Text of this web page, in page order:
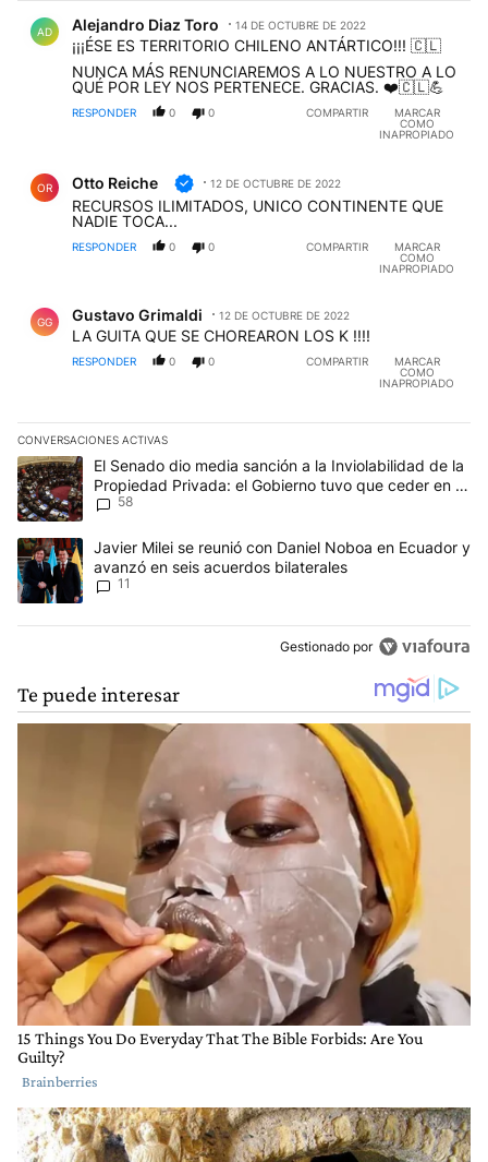
AD Alejandro Diaz Toro 14 DE OCTUBRE DE 2022
¡¡¡ÉSE ES TERRITORIO CHILENO ANTÁRTICO!!! 🇨🇱
NUNCA MÁS RENUNCIAREMOS A LO NUESTRO A LO
QUÉ POR LEY NOS PERTENECE. GRACIAS. ❤️🇨🇱💪
RESPONDER 0 0 COMPARTIR
MARCAR
COMO
INAPROPIADO
OR Otto Reiche 12 DE OCTUBRE DE 2022
RECURSOS ILIMITADOS, UNICO CONTINENTE QUE
NADIE TOCA...
RESPONDER 0 0 COMPARTIR
MARCAR
COMO
INAPROPIADO
GG Gustavo Grimaldi 12 DE OCTUBRE DE 2022
LA GUITA QUE SE CHOREARON LOS K !!!!
RESPONDER 0 0 COMPARTIR
MARCAR
COMO
INAPROPIADO
CONVERSACIONES ACTIVAS
Este listado muestra los artículos con más comentarios en los
Un artículo de tendencia con el título "El Senado dio media
El Senado dio media sanción a la Inviolabilidad de la
Propiedad Privada: el Gobierno tuvo que ceder en la
Ley del Manejo del Fuego
58
Un artículo de tendencia con el título "Javier Milei se reunió con
Javier Milei se reunió con Daniel Noboa en Ecuador y
avanzó en seis acuerdos bilaterales
11
Gestionado por